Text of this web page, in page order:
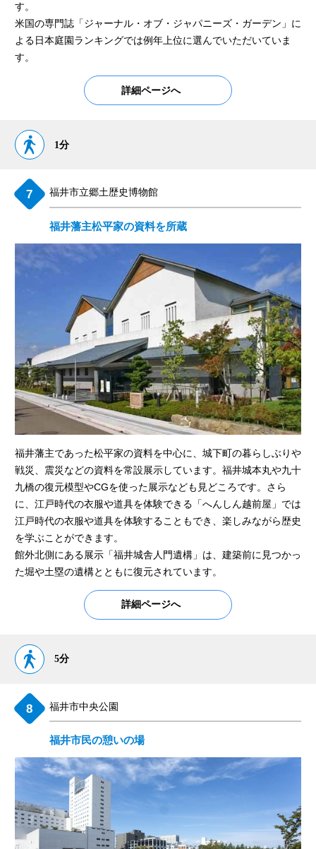
す。
米国の専門誌「ジャーナル・オブ・ジャパニーズ・ガーデン」に
よる日本庭園ランキングでは例年上位に選んでいただいていま
す。
詳細ページへ
1分
福井市立郷土歴史博物館
福井藩主松平家の資料を所蔵
福井藩主であった松平家の資料を中心に、城下町の暮らしぶりや
戦災、震災などの資料を常設展示しています。福井城本丸や九十
九橋の復元模型やCGを使った展示なども見どころです。さら
に、江戸時代の衣服や道具を体験できる「へんしん越前屋」では
江戸時代の衣服や道具を体験することもでき、楽しみながら歴史
を学ぶことができます。
館外北側にある展示「福井城舎人門遺構」は、建築前に見つかっ
た堀や土塁の遺構とともに復元されています。
詳細ページへ
5分
福井市中央公園
福井市民の憩いの場